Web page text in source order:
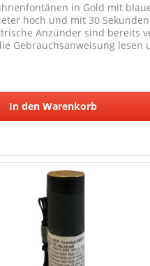
in Gold mit
hoch und mit 30 Sekunden
Anzünder sind bereits
Gebrauchsanweisung lesen
In den Warenkorb